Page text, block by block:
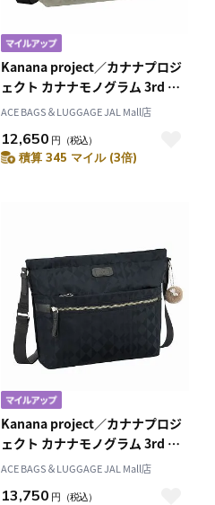
Kanana project／カナナプロジ
ェクト カナナモノグラム 3rd シ
ョルダーバッグ 11911
ACE BAGS＆LUGGAGE JAL Mall店
12,650 円 （税込）
積算 345 マイル (3倍)
Kanana project／カナナプロジ
ェクト カナナモノグラム 3rd シ
ョルダーバッグ 11912
ACE BAGS＆LUGGAGE JAL Mall店
13,750 円 （税込）